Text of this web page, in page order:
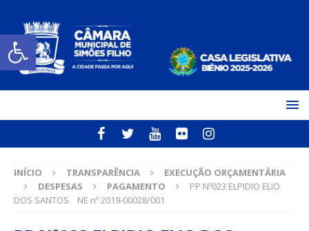
Open toolbar
INÍCIO TRANSPARÊNCIA
EXECUÇÃO ORÇAMENTÁRIA
DESPESAS
PAGAMENTO
PP Nº023 ELPIDIO ELIO
DOS SANTOS NE nº 2019-00028/001